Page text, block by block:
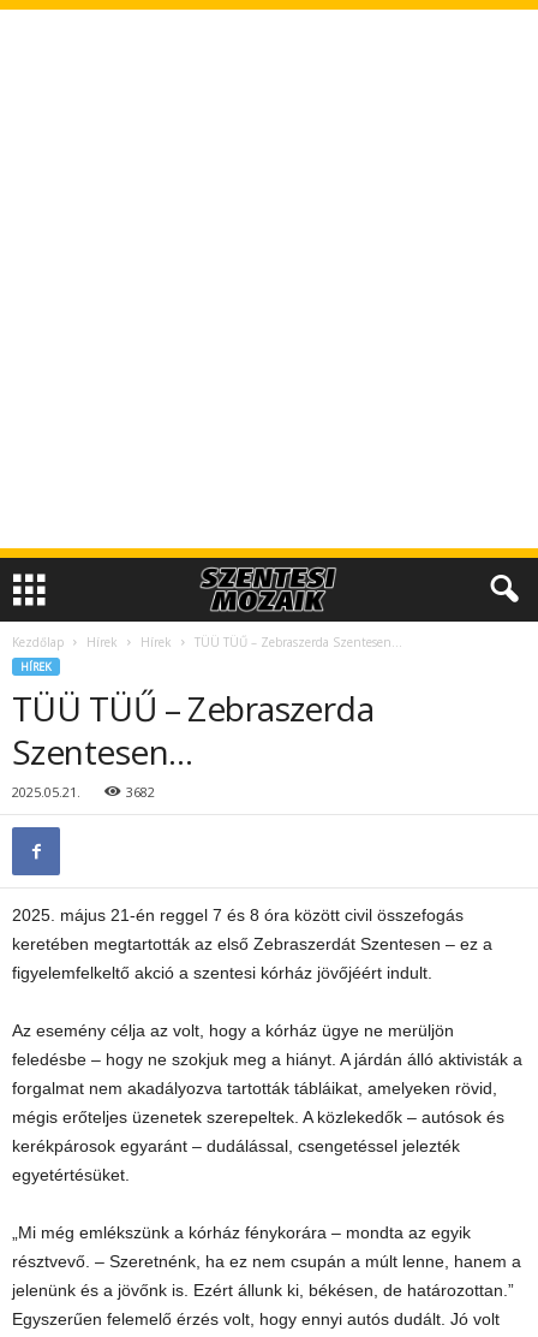
Kezdőlap Hírek Hírek TÜÜ TÜŰ – Zebraszerda Szentesen…
HÍREK
TÜÜ TÜŰ – Zebraszerda
Szentesen…
2025.05.21. 3682
2025. május 21-én reggel 7 és 8 óra között civil összefogás
keretében megtartották az első Zebraszerdát Szentesen – ez a
figyelemfelkeltő akció a szentesi kórház jövőjéért indult.
Az esemény célja az volt, hogy a kórház ügye ne merüljön
feledésbe – hogy ne szokjuk meg a hiányt. A járdán álló aktivisták a
forgalmat nem akadályozva tartották tábláikat, amelyeken rövid,
mégis erőteljes üzenetek szerepeltek. A közlekedők – autósok és
kerékpárosok egyaránt – dudálással, csengetéssel jelezték
egyetértésüket.
„Mi még emlékszünk a kórház fénykorára – mondta az egyik
résztvevő. – Szeretnénk, ha ez nem csupán a múlt lenne, hanem a
jelenünk és a jövőnk is. Ezért állunk ki, békésen, de határozottan.”
Egyszerűen felemelő érzés volt, hogy ennyi autós dudált. Jó volt